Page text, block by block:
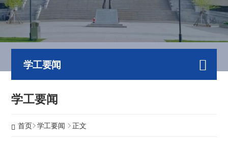
学工要闻
学工要闻
首页 学工要闻 正文